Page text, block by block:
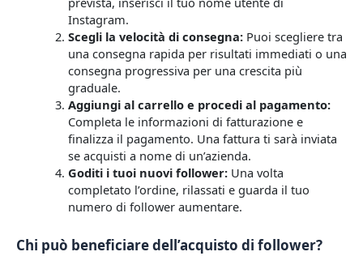
Instagram.
Scegli la velocità di consegna:Puoi scegliere tra
una consegna rapida per risultati immediati o una
consegna progressiva per una crescita più
graduale.
Aggiungi al carrello e procedi al pagamento:
Completa le informazioni di fatturazione e
finalizza il pagamento. Una fattura ti sarà inviata
se acquisti a nome di un’azienda.
Goditi i tuoi nuovi follower:Una volta
completato l’ordine, rilassati e guarda il tuo
numero di follower aumentare.
Chi può beneficiare dell’acquisto di follower?